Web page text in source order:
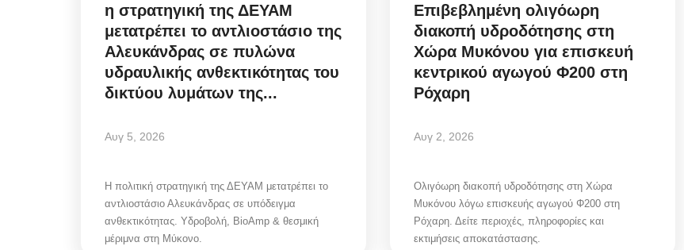
η στρατηγική της ΔΕΥΑΜ
μετατρέπει το αντλιοστάσιο της
Αλευκάνδρας σε πυλώνα
υδραυλικής ανθεκτικότητας του
δικτύου λυμάτων της...
Αυγ 5, 2026
Η πολιτική στρατηγική της ΔΕΥΑΜ μετατρέπει το
αντλιοστάσιο Αλευκάνδρας σε υπόδειγμα
ανθεκτικότητας. Υδροβολή, BioAmp & θεσμική
μέριμνα στη Μύκονο.
Επιβεβλημένη ολιγόωρη
διακοπή υδροδότησης στη
Χώρα Μυκόνου για επισκευή
κεντρικού αγωγού Φ200 στη
Ρόχαρη
Αυγ 2, 2026
Ολιγόωρη διακοπή υδροδότησης στη Χώρα
Μυκόνου λόγω επισκευής αγωγού Φ200 στη
Ρόχαρη. Δείτε περιοχές, πληροφορίες και
εκτιμήσεις αποκατάστασης.